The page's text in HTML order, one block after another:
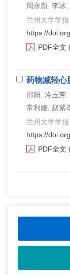
周永新, 李冰,
兰州大学学报
https://
PDF全文
药物减轻心
邢阳, 冷玉芳,
常利娅, 赵紫
兰州大学学报
https://
PDF全文